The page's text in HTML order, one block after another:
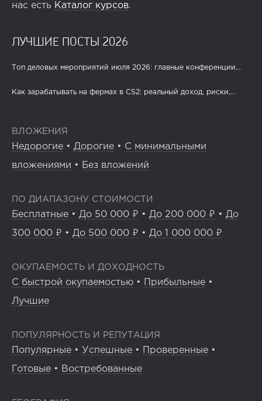
нас есть Каталог курсов.
ЛУЧШИЕ ПОСТЫ 2026
Топ деловых мероприятий июля 2026: главные конференции...
Как зарабатывать на фермах в CS2: реальный доход, риски,...
ВЛОЖЕНИЯ
Недорогие • Дорогие • С минимальными
вложениями • Без вложений
ПО ДИАПАЗОНУ СТОИМОСТИ
Бесплатные • До 50 000 ₽ • До 200 000 ₽ • До
300 000 ₽ • До 500 000 ₽ • До 1 000 000 ₽
ОКУПАЕМОСТЬ И ДОХОДНОСТЬ
С быстрой окупаемостью • Прибыльные •
Лучшие
ПОПУЛЯРНОСТЬ И РЕПУТАЦИЯ
Популярные • Успешные • Проверенные •
Готовые • Востребованные